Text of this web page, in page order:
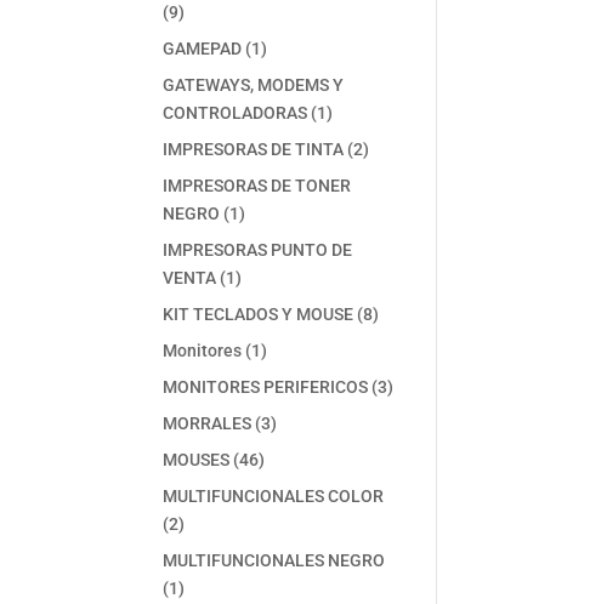
99
productos
GAMEPAD 11
producto
GATEWAYS, MODEMS Y
CONTROLADORAS 11
producto
IMPRESORAS DE TINTA 22
IMPRESORAS DE TONER
NEGRO
11
producto
IMPRESORAS PUNTO DE
VENTA 11
producto
KIT TECLADOS Y MOUSE 88
Monitores 11
producto
MONITORES PERIFERICOS 33
MORRALES 33
MOUSES 4646
productos
MULTIFUNCIONALES COLOR
22
productos
MULTIFUNCIONALES NEGRO
11